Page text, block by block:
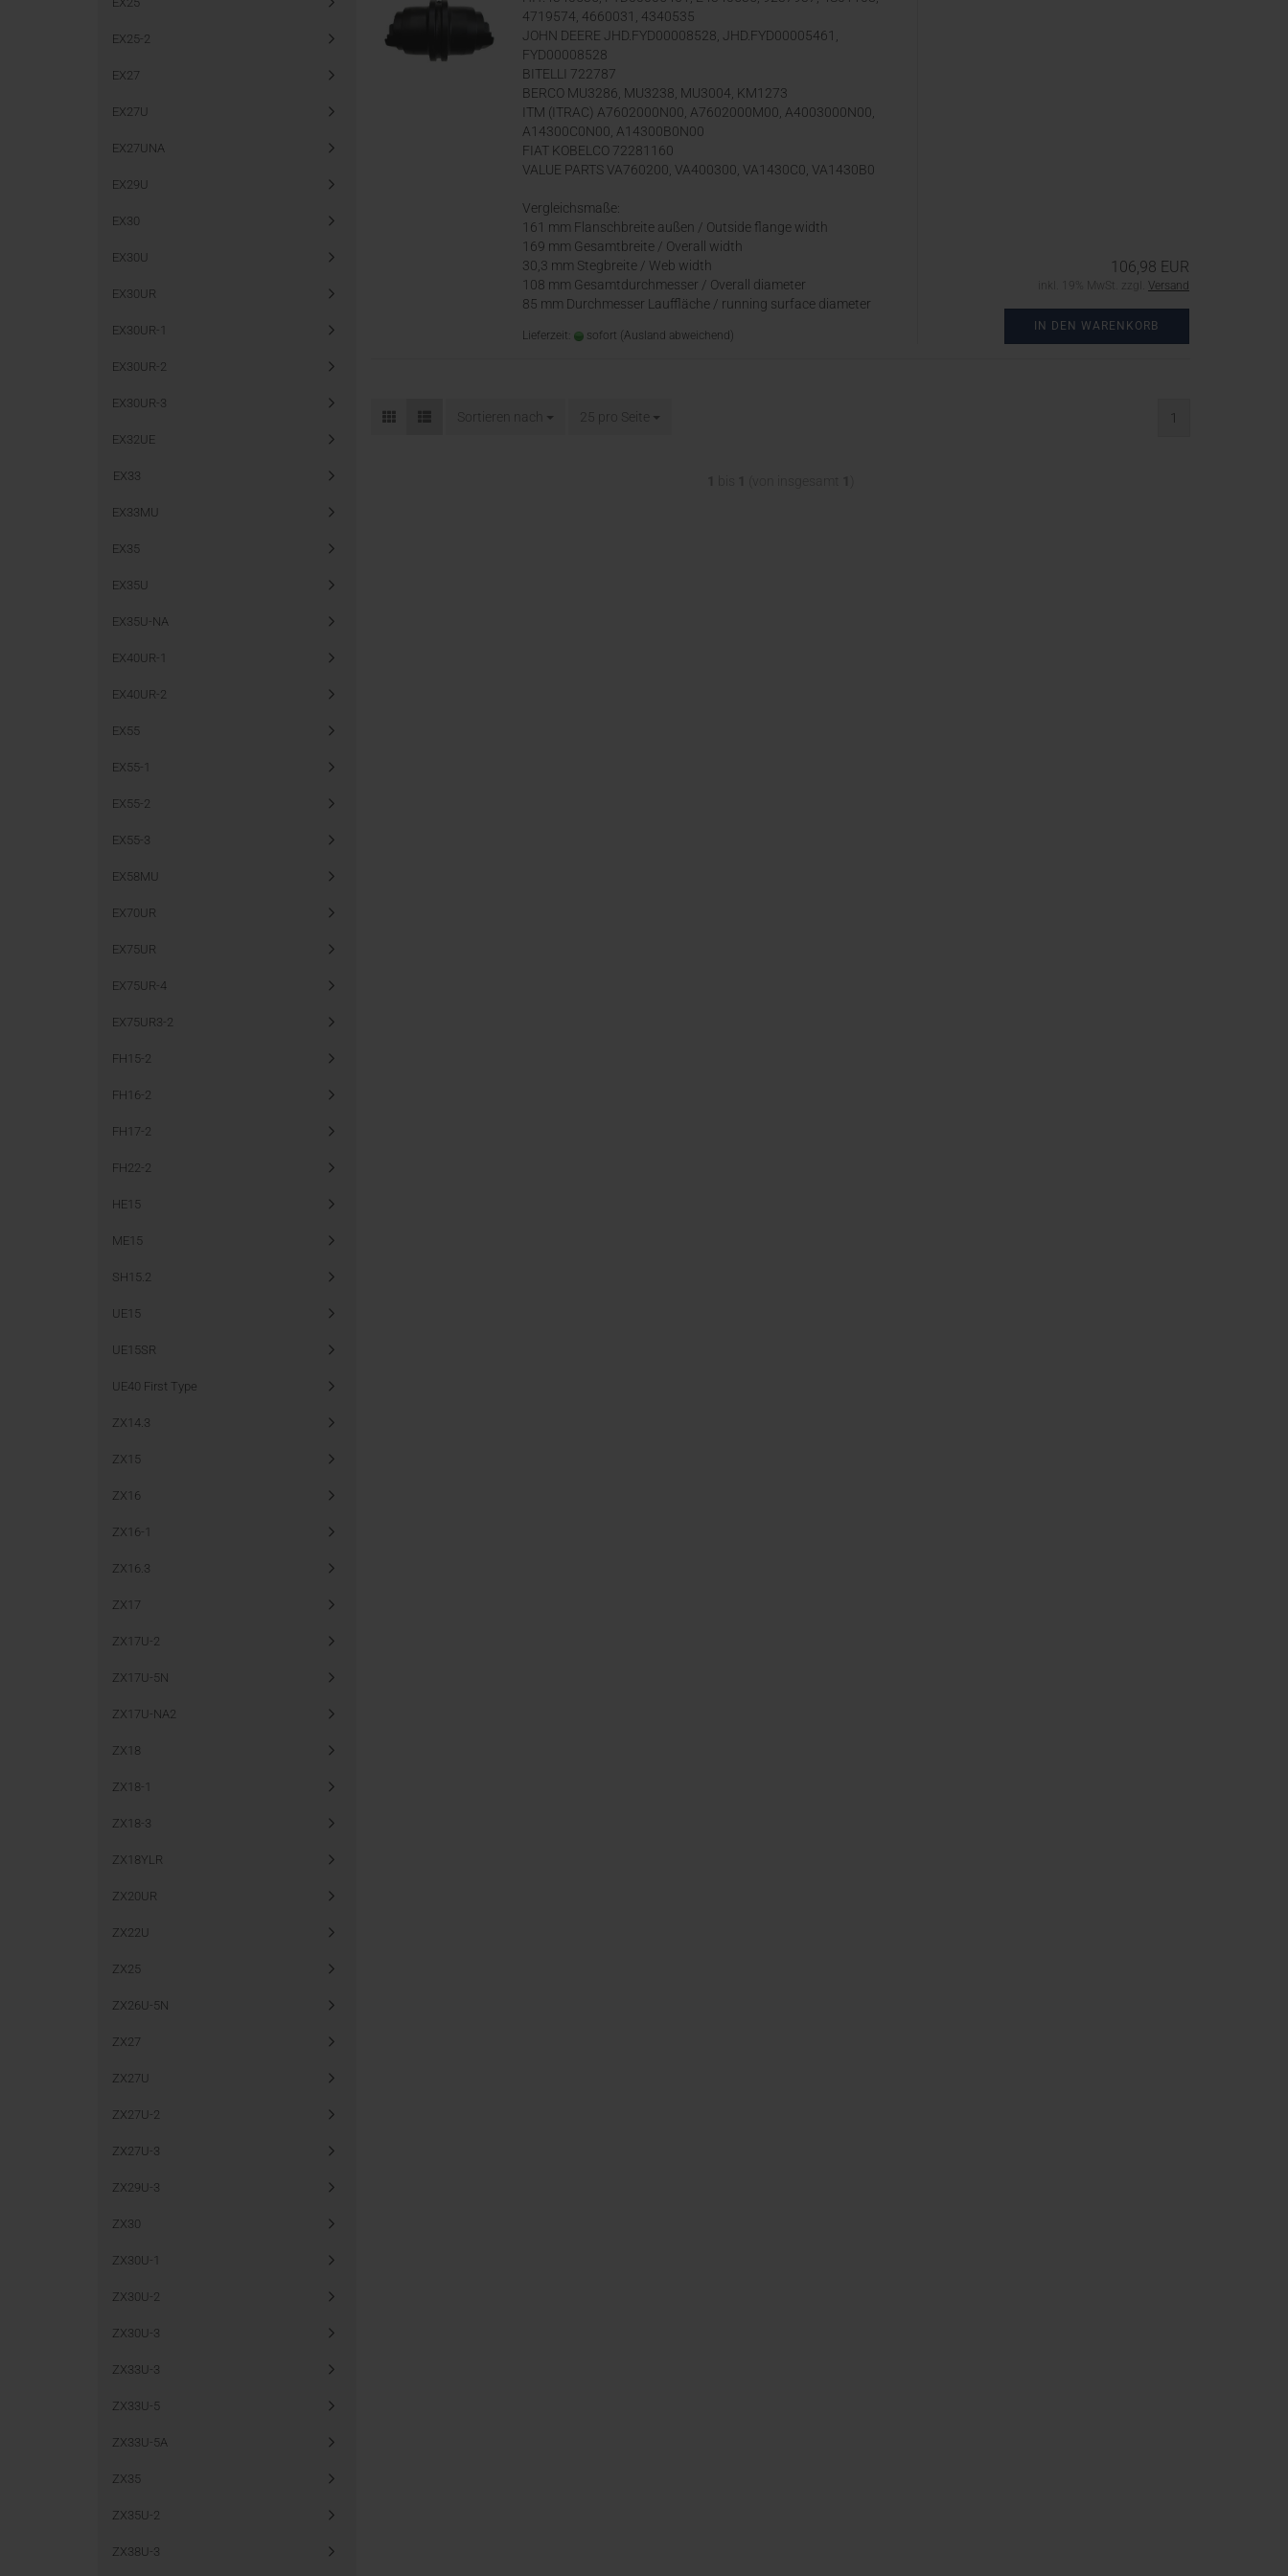
4719574, 4660031, 4340535
JOHN DEERE JHD.FYD00008528, JHD.FYD00005461,
FYD00008528
BITELLI 722787
BERCO MU3286, MU3238, MU3004, KM1273
ITM (ITRAC) A7602000N00, A7602000M00, A4003000N00,
A14300C0N00, A14300B0N00
FIAT KOBELCO 72281160
VALUE PARTS VA760200, VA400300, VA1430C0, VA1430B0
Vergleichsmaße:
161 mm Flanschbreite außen / Outside flange width
169 mm Gesamtbreite / Overall width
30,3 mm Stegbreite / Web width
108 mm Gesamtdurchmesser / Overall diameter
85 mm Durchmesser Lauffläche / running surface diameter
Lieferzeit: sofort (Ausland abweichend)
106,98 EUR
inkl. 19% MwSt. zzgl. Versand
IN DEN WARENKORB
Sortieren nach 25 pro Seite 1
EX25-2
EX27
EX27U
EX27UNA
EX29U
EX30
EX30U
EX30UR
EX30UR-1
EX30UR-2
EX30UR-3
EX32UE
EX33
EX33MU
EX35
EX35U
EX35U-NA
EX40UR-1
EX40UR-2
EX55
EX55-1
EX55-2
EX55-3
EX58MU
EX70UR
EX75UR
EX75UR-4
EX75UR3-2
FH15-2
FH16-2
FH17-2
FH22-2
HE15
ME15
SH15.2
UE15
UE15SR
UE40 First Type
ZX14.3
ZX15
ZX16
ZX16-1
ZX16.3
ZX17
ZX17U-2
ZX17U-5N
ZX17U-NA2
ZX18
ZX18-1
ZX18-3
ZX18YLR
ZX20UR
ZX22U
ZX25
ZX26U-5N
ZX27
ZX27U
ZX27U-2
ZX27U-3
ZX29U-3
ZX30
ZX30U-1
ZX30U-2
ZX30U-3
ZX33U-3
ZX33U-5
ZX33U-5A
ZX35
ZX35U-2
ZX38U-3